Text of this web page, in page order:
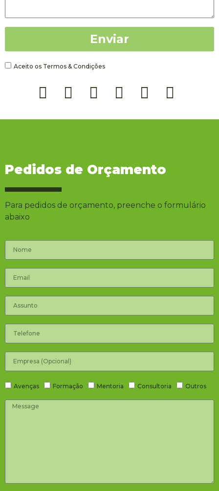
Aceito os Termos & Condições
Enviar
Pedidos de Orçamento
Para pedidos de orçamento, preenche o formulário
abaixo
Avenças Formação Mentoria Consultoria Outros